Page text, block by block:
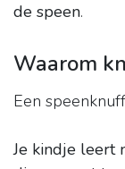
de speen.
Waarom
Een
Je kindje leert